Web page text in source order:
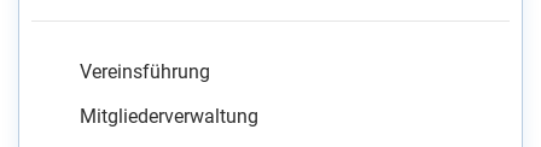
Vereinsführung
Mitgliederverwaltung